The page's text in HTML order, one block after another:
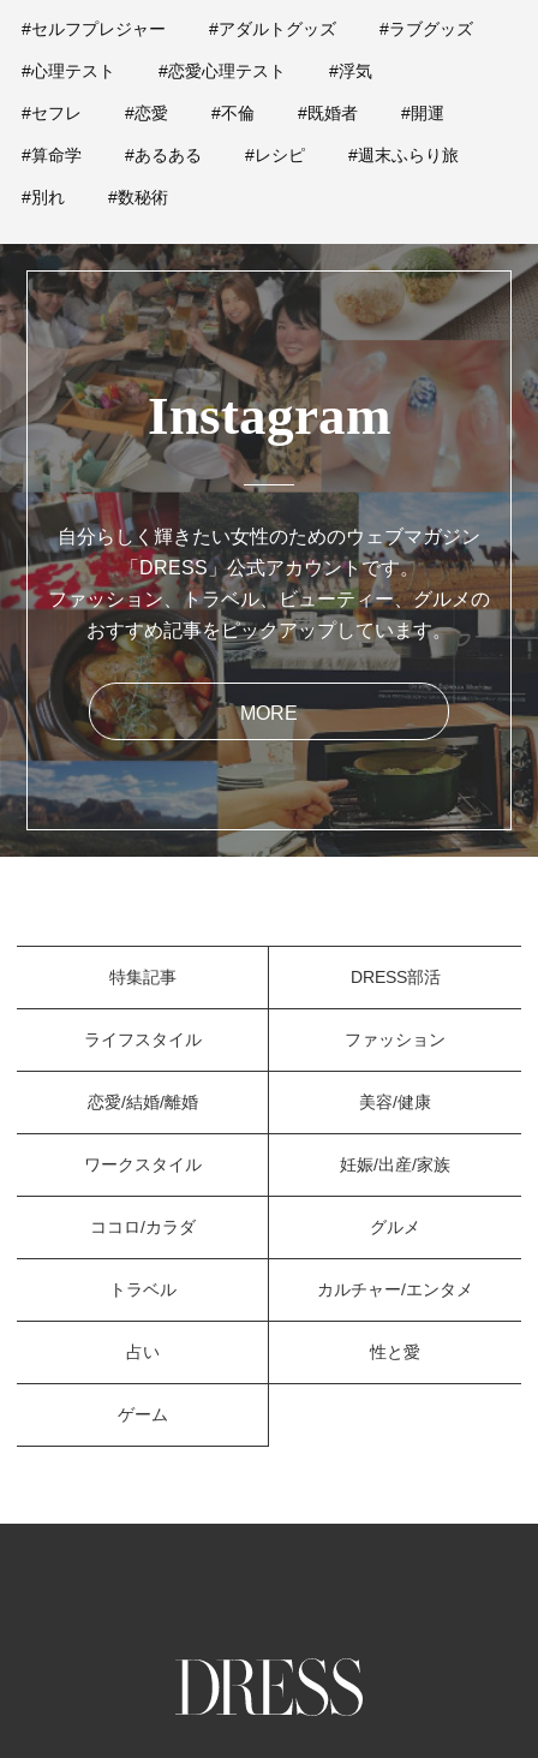
#セルフプレジャー #アダルトグッズ #ラブグッズ
#心理テスト #恋愛心理テスト #浮気
#セフレ #恋愛 #不倫 #既婚者 #開運
#算命学 #あるある #レシピ #週末ふらり旅
#別れ #数秘術
Instagram
自分らしく輝きたい女性のためのウェブマガジン
「DRESS」公式アカウントです。
ファッション、トラベル、ビューティー、グルメの
おすすめ記事をピックアップしています。
MORE
特集記事 DRESS部活
ライフスタイル ファッション
恋愛/結婚/離婚 美容/健康
ワークスタイル 妊娠/出産/家族
ココロ/カラダ グルメ
トラベル カルチャー/エンタメ
占い 性と愛
ゲーム